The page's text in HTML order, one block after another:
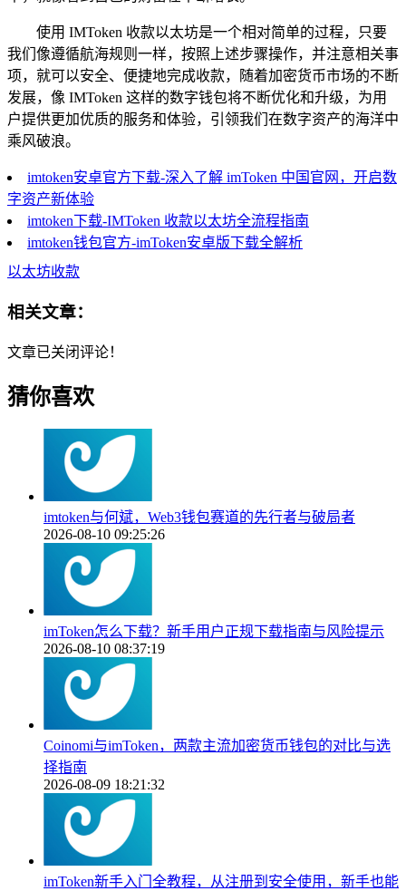
使用 IMToken 收款以太坊是一个相对简单的过程，只要
我们像遵循航海规则一样，按照上述步骤操作，并注意相关事
项，就可以安全、便捷地完成收款，随着加密货币市场的不断
发展，像 IMToken 这样的数字钱包将不断优化和升级，为用
户提供更加优质的服务和体验，引领我们在数字资产的海洋中
乘风破浪。
imtoken安卓官方下载-深入了解 imToken 中国官网，开启数
字资产新体验
imtoken下载-IMToken 收款以太坊全流程指南
imtoken钱包官方-imToken安卓版下载全解析
以太坊收款
相关文章：
文章已关闭评论！
猜你喜欢
imtoken与何斌，Web3钱包赛道的先行者与破局者
2026-08-10 09:25:26
imToken怎么下载？新手用户正规下载指南与风险提示
2026-08-10 08:37:19
Coinomi与imToken，两款主流加密货币钱包的对比与选
择指南
2026-08-09 18:21:32
imToken新手入门全教程，从注册到安全使用，新手也能